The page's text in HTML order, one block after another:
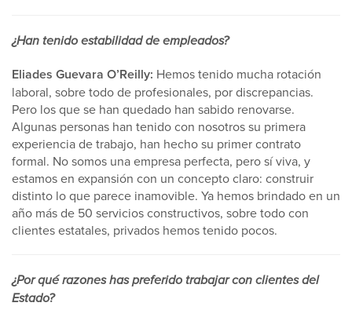
¿Han tenido estabilidad de empleados?
Eliades Guevara O’Reilly: Hemos tenido mucha rotación
laboral, sobre todo de profesionales, por discrepancias.
Pero los que se han quedado han sabido renovarse.
Algunas personas han tenido con nosotros su primera
experiencia de trabajo, han hecho su primer contrato
formal. No somos una empresa perfecta, pero sí viva, y
estamos en expansión con un concepto claro: construir
distinto lo que parece inamovible. Ya hemos brindado en un
año más de 50 servicios constructivos, sobre todo con
clientes estatales, privados hemos tenido pocos.
¿Por qué razones has preferido trabajar con clientes del
Estado?